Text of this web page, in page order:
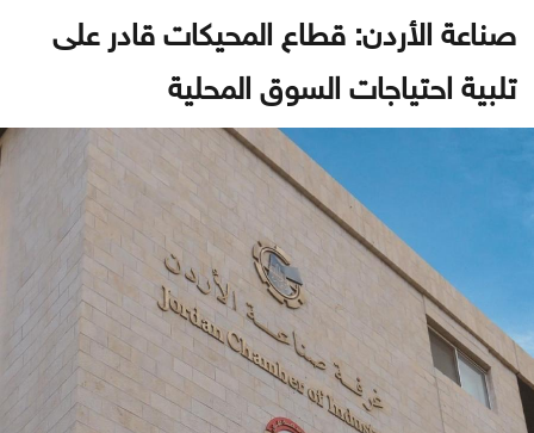
صناعة الأردن: قطاع المحيكات قادر على
تلبية احتياجات السوق المحلية